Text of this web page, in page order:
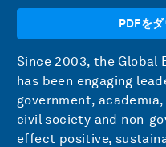
PDFを
Since 2003, the Global
has been engaging
government,
civil society and non-
effect positive,